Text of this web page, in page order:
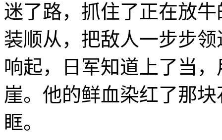
迷了路，抓住了正在放
装顺从，把敌人一步步
响起，日军知道上了当
崖。他的鲜血染红了那
眶。